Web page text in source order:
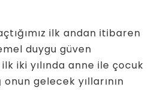
ilk andan itibaren
duygu güven
iki yılında anne ile çocuk
gelecek yıllarının